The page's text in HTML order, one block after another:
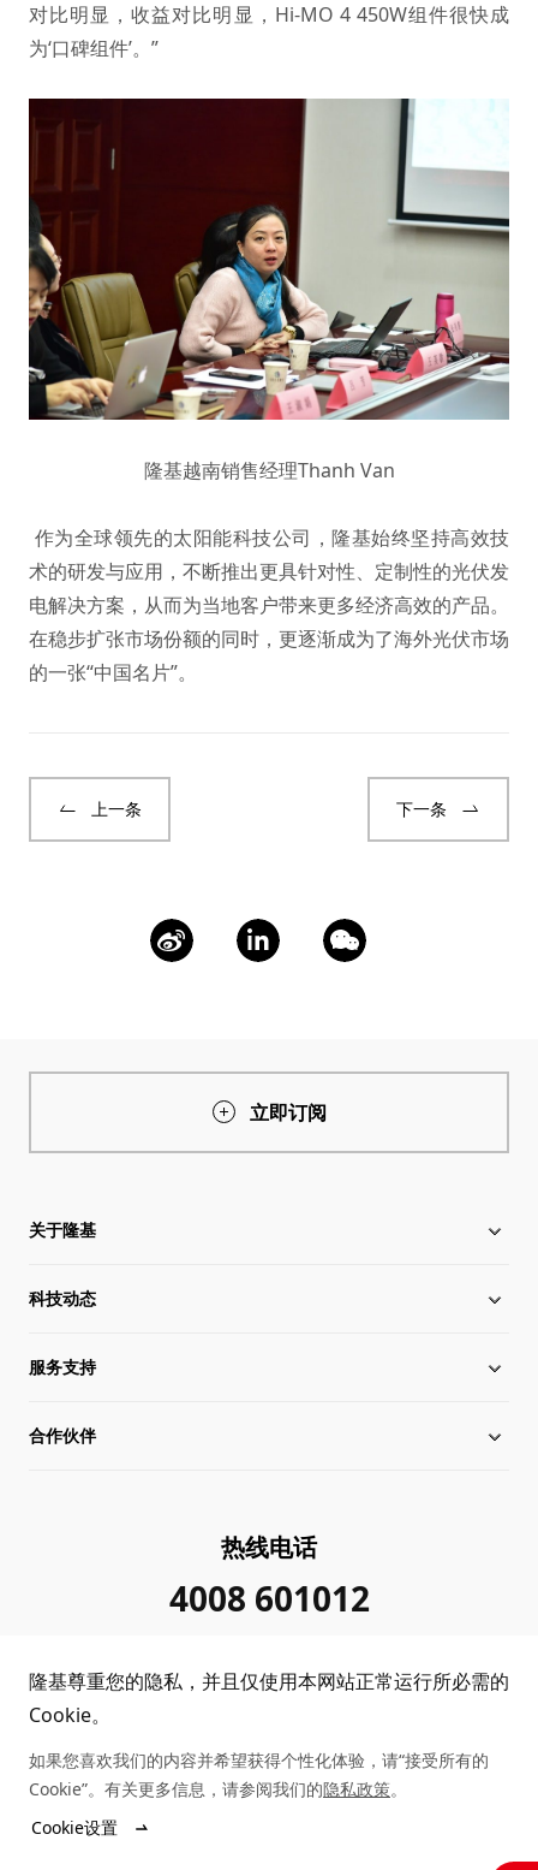
对比明显，收益对比明显，Hi-MO 4 450W组件很快成
为‘口碑组件’。”
隆基越南销售经理Thanh Van
作为全球领先的太阳能科技公司，隆基始终坚持高效技
术的研发与应用，不断推出更具针对性、定制性的光伏发
电解决方案，从而为当地客户带来更多经济高效的产品。
在稳步扩张市场份额的同时，更逐渐成为了海外光伏市场
的一张“中国名片”。
上一条 下一条
立即订阅
关于隆基
关于隆基
全球化布局
管理层信息
投诉举报
合规政策
科技动态
硅片价格
行业动态
服务支持
下载中心
客户问题反馈
收益计算
合作伙伴
协同创新合作
热线电话
4008 601012
Copyright © 2026 隆基绿能科技股份有限公司
隆基尊重您的隐私，并且仅使用本网站正常运行所必需的
Cookie。
如果您喜欢我们的内容并希望获得个性化体验，请“接受所有的
Cookie”。有关更多信息，请参阅我们的隐私政策。
Cookie设置